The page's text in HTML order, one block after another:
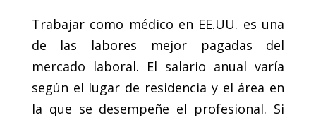
Trabajar como médico en EE.UU. es una
de las labores mejor pagadas del
mercado laboral. El salario anual varía
según el lugar de residencia y el área en
la que se desempeñe el profesional. Si